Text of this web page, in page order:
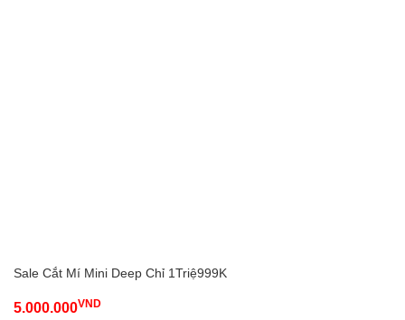
Sale Cắt Mí Mini Deep Chỉ 1Triệ999K
5.000.000VND